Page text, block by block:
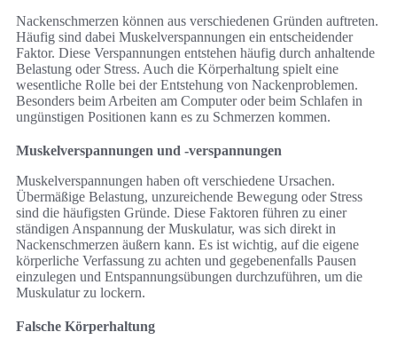
Nackenschmerzen können aus verschiedenen Gründen auftreten.
Häufig sind dabei Muskelverspannungen ein entscheidender
Faktor. Diese Verspannungen entstehen häufig durch anhaltende
Belastung oder Stress. Auch die Körperhaltung spielt eine
wesentliche Rolle bei der Entstehung von Nackenproblemen.
Besonders beim Arbeiten am Computer oder beim Schlafen in
ungünstigen Positionen kann es zu Schmerzen kommen.
Muskelverspannungen und -verspannungen
Muskelverspannungen haben oft verschiedene Ursachen.
Übermäßige Belastung, unzureichende Bewegung oder Stress
sind die häufigsten Gründe. Diese Faktoren führen zu einer
ständigen Anspannung der Muskulatur, was sich direkt in
Nackenschmerzen äußern kann. Es ist wichtig, auf die eigene
körperliche Verfassung zu achten und gegebenenfalls Pausen
einzulegen und Entspannungsübungen durchzuführen, um die
Muskulatur zu lockern.
Falsche Körperhaltung